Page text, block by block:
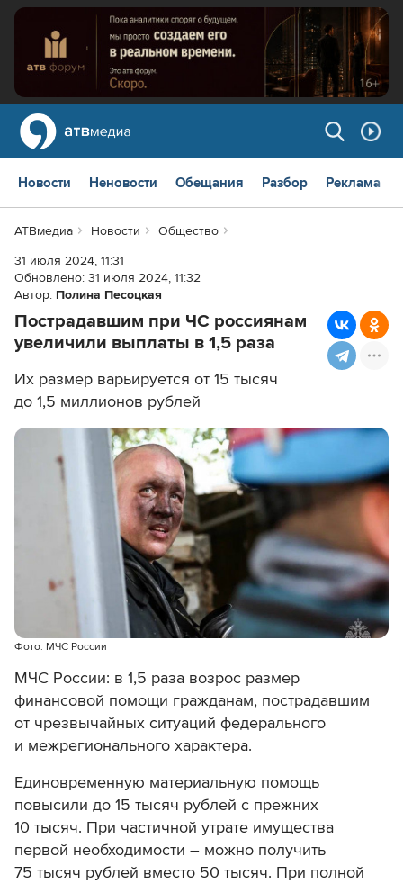
Новости Неновости Обещания Разбор Реклама
АТВмедиа Новости
Общество
31 июля 2024, 11:31
Обновлено: 31 июля 2024, 11:32
Автор: Полина Песоцкая
Пострадавшим при ЧС россиянам
увеличили выплаты в 1,5 раза
Их размер варьируется от 15 тысяч
до 1,5 миллионов рублей
Фото: МЧС России
МЧС России: в 1,5 раза возрос размер
финансовой помощи гражданам, пострадавшим
от чрезвычайных ситуаций федерального
и межрегионального характера.
Единовременную материальную помощь
повысили до 15 тысяч рублей с прежних
10 тысяч. При частичной утрате имущества
первой необходимости – можно получить
75 тысяч рублей вместо 50 тысяч. При полной